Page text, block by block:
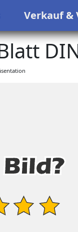
Verkauf &